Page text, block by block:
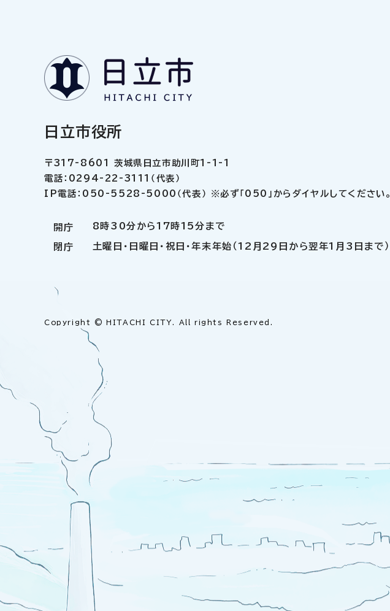
日立市役所
〒317-8601 茨城県日立市助川町1-1-1
電話：0294-22-3111（代表）
IP電話：050-5528-5000（代表） ※必ず「050」からダイヤルしてください。
開庁 8時30分から17時15分まで
閉庁 土曜日・日曜日・祝日・年末年始（12月29日から翌年1月3日まで）
Copyright © HITACHI CITY. All rights Reserved.